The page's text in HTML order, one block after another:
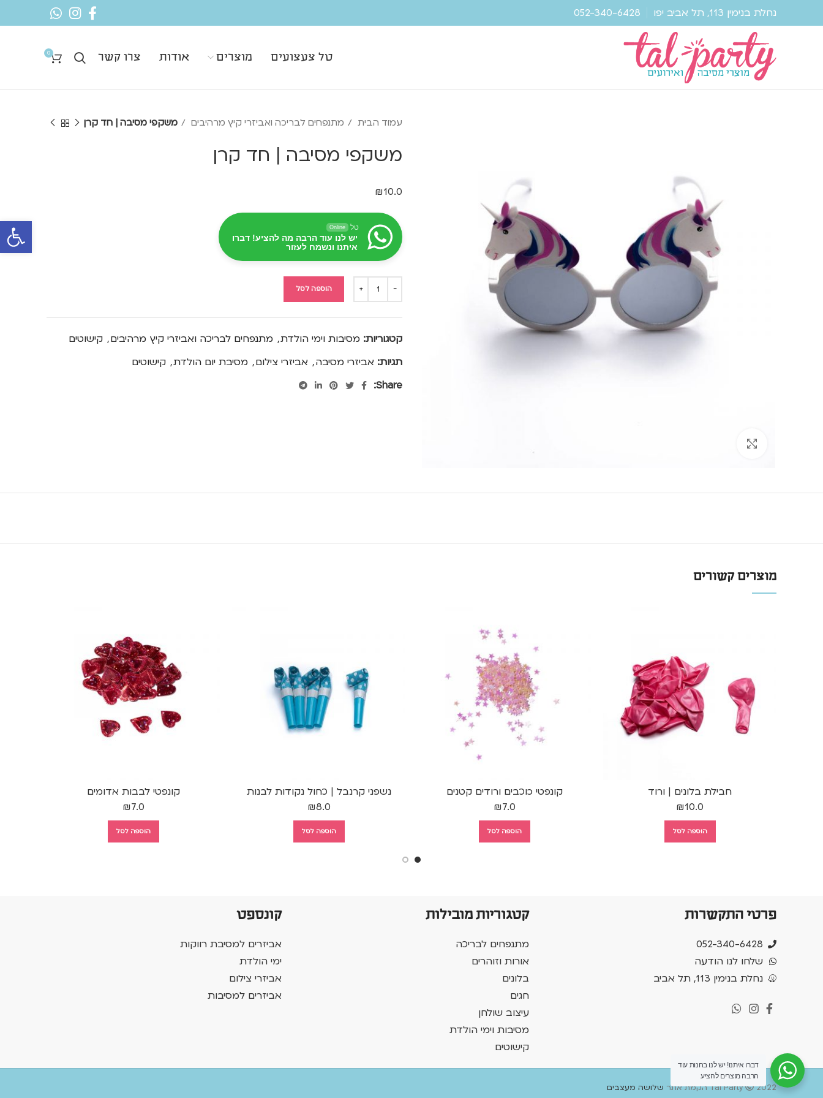
פתח
נחלת בנימין 113, תל אביב יפו 052-340-6428
טל צעצועים מוצרים אודות צרו קשר 0
עמוד הבית מתנפחים לבריכה ואביזרי קיץ מרהיבים משקפי מסיבה | חד קרן
משקפי מסיבה | חד קרן
₪10.0
טל Online
יש לנו עוד הרבה מה להציע! דברו
איתנו ונשמח לעזור
הוספה לסל
קטגוריות: מסיבות וימי הולדת, מתנפחים לבריכה ואביזרי קיץ מרהיבים, קישוטים
תגיות: אביזרי מסיבה, אביזרי צילום, מסיבת יום הולדת, קישוטים
Share:
מוצרים קשורים
חבילת בלונים | ורוד
₪10.0
הוספה לסל
קונפטי כוכבים ורודים קטנים
₪7.0
הוספה לסל
נשפני קרנבל | כחול נקודות לבנות
₪8.0
הוספה לסל
קונפטי לבבות אדומים
₪7.0
הוספה לסל
פרטי התקשרות
052-340-6428
שלחו לנו הודעה
נחלת בנימין 113, תל אביב
קטגוריות מובילות
מתנפחים לבריכה
אורות וזוהרים
בלונים
חגים
עיצוב שולחן
מסיבות וימי הולדת
קישוטים
קונספט
אביזרים למסיבת רווקות
ימי הולדת
אביזרי צילום
אביזרים למסיבות
Tal Party 2022 הקמת אתר שלושה מעצבים
דברו איתנו! יש לנו בחנות עוד
הרבה מוצרים להציע